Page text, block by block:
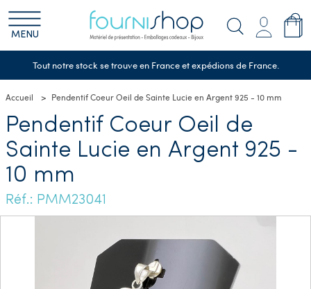
MENU
Tout notre stock se trouve en France et expédions de France.
Accueil Pendentif Coeur Oeil de Sainte Lucie en Argent 925 - 10 mm
Pendentif Coeur Oeil de
Sainte Lucie en Argent 925 -
10 mm
Réf.: PMM23041